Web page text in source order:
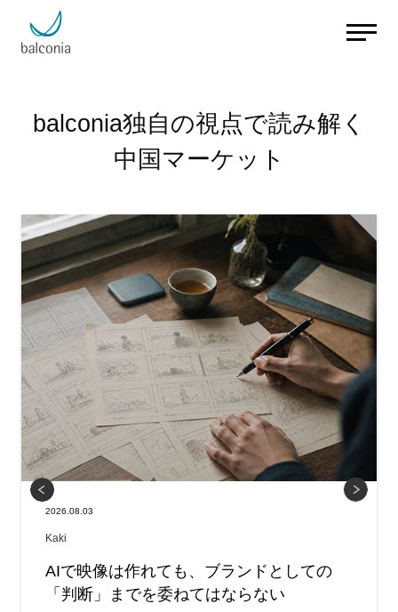
balconia独自の視点で読み解く
中国マーケット
2026.08.03
Kaki
AIで映像は作れても、ブランドとしての
「判断」までを委ねてはならない